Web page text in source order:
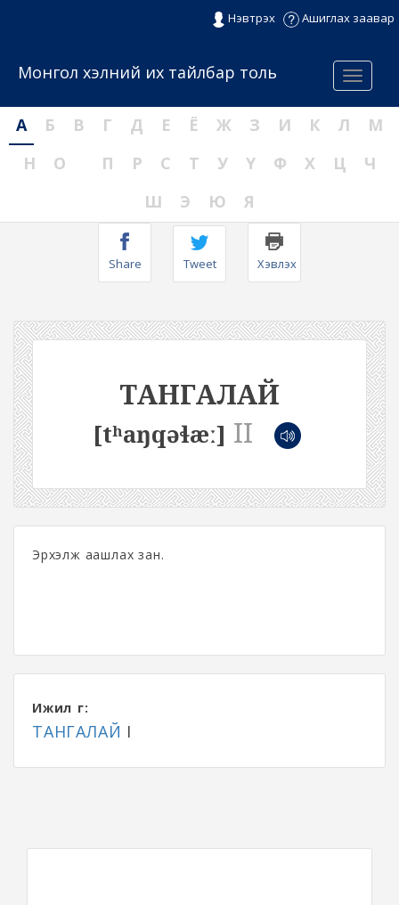
Нэвтрэх Ашиглах заавар
Menu
Монгол хэлний их тайлбар толь
А Б В Г Д Е Ё Ж З И К Л
М
Н
О П Р С Т У Ү Ф Х Ц
Ч
Ш
Э Ю Я
Share Tweet Хэвлэх
ТАНГАЛАЙ
[tʰaŋqəɬæː] II
Эрхэлж аашлах зан.
Ижил үг:
ТАНГАЛАЙ I